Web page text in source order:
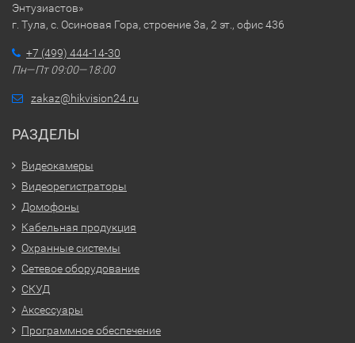
Энтузиастов»
г. Тула, с. Осиновая Гора, строение 3а, 2 эт., офис 436
+7 (499) 444-14-30
Пн—Пт 09:00—18:00
zakaz@hikvision24.ru
РАЗДЕЛЫ
Видеокамеры
Видеорегистраторы
Домофоны
Кабельная продукция
Охранные системы
Сетевое оборудование
СКУД
Аксессуары
Программное обеспечение